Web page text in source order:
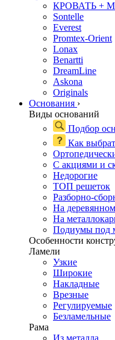
КРОВАТЬ +
Sontelle
Everest
Promtex-Orient
Lonax
Benartti
DreamLine
Askona
Originals
Основания ›
Виды оснований
Подбор
Как
С акциями и
Недорогие
ТОП решеток
Разборно-
На
На
Подиумы под
Особенности
Ламели
Узкие
Широкие
Накладные
Врезные
Регулируемые
Безламельные
Рама